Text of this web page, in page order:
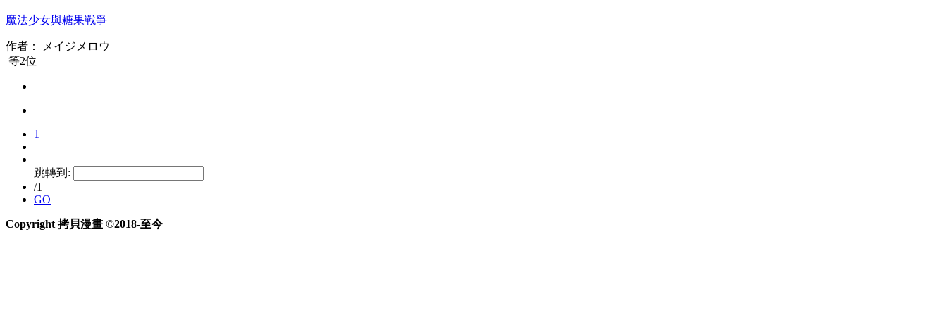
魔法少女與糖果戰爭
作者：
メイジメロウ
等2位
1
跳轉到:
/1
GO
Copyright 拷貝漫畫 ©2018-至今